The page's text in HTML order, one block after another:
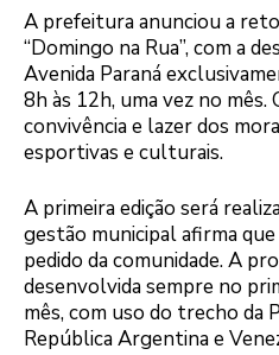
A prefeitura anunciou a
“Domingo na Rua”, com a
Avenida Paraná
8h às 12h, uma vez no mês.
convivência e lazer dos
esportivas e culturais.
A primeira edição será
gestão municipal afirma
pedido da comunidade. A
desenvolvida sempre no
mês, com uso do trecho da
República Argentina e